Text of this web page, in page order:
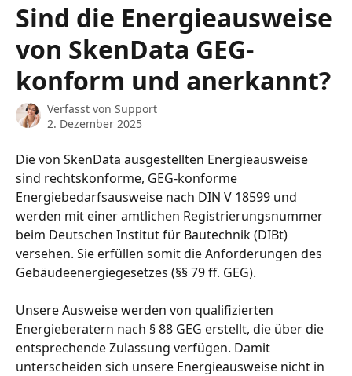
Sind die Energieausweise
von SkenData GEG-
konform und anerkannt?
Verfasst von Support
2. Dezember 2025
Die von SkenData ausgestellten Energieausweise
sind rechtskonforme, GEG-konforme
Energiebedarfsausweise nach DIN V 18599 und
werden mit einer amtlichen Registrierungsnummer
beim Deutschen Institut für Bautechnik (DIBt)
versehen. Sie erfüllen somit die Anforderungen des
Gebäudeenergiegesetzes (§§ 79 ff. GEG).
Unsere Ausweise werden von qualifizierten
Energieberatern nach § 88 GEG erstellt, die über die
entsprechende Zulassung verfügen. Damit
unterscheiden sich unsere Energieausweise nicht in